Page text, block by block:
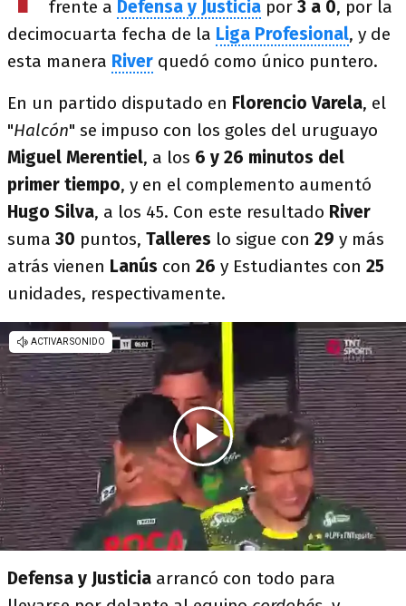
frente a Defensa y Justicia por 3 a 0, por la
decimocuarta fecha de la Liga Profesional, y de
esta manera River quedó como único puntero.
En un partido disputado en Florencio Varela, el
"Halcón" se impuso con los goles del uruguayo
Miguel Merentiel, a los 6 y 26 minutos del
primer tiempo, y en el complemento aumentó
Hugo Silva, a los 45. Con este resultado River
suma 30 puntos, Talleres lo sigue con 29 y más
atrás vienen Lanús con 26 y Estudiantes con 25
unidades, respectivamente.
Defensa y Justicia arrancó con todo para